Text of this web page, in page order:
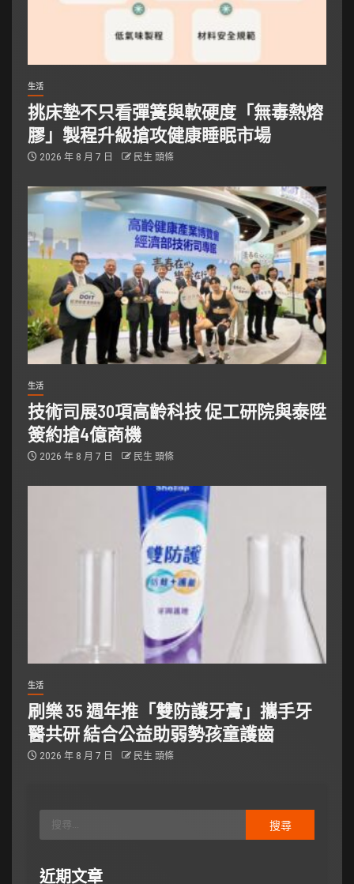
生活
挑床墊不只看彈簧與軟硬度「無毒熱熔
膠」製程升級搶攻健康睡眠市場
2026 年 8 月 7 日 民生 頭條
生活
技術司展30項高齡科技 促工研院與泰陞
簽約搶4億商機
2026 年 8 月 7 日 民生 頭條
生活
刷樂 35 週年推「雙防護牙膏」攜手牙
醫共研 結合公益助弱勢孩童護齒
2026 年 8 月 7 日 民生 頭條
近期文章